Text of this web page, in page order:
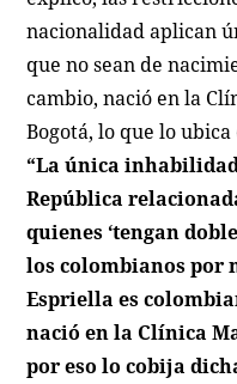
nacionalidad aplican
que no sean de
cambio, nació en la
Bogotá, lo que lo
“La única
República
quienes ‘tengan
los colombianos por
Espriella es
nació en la Clínica
por eso lo cobija